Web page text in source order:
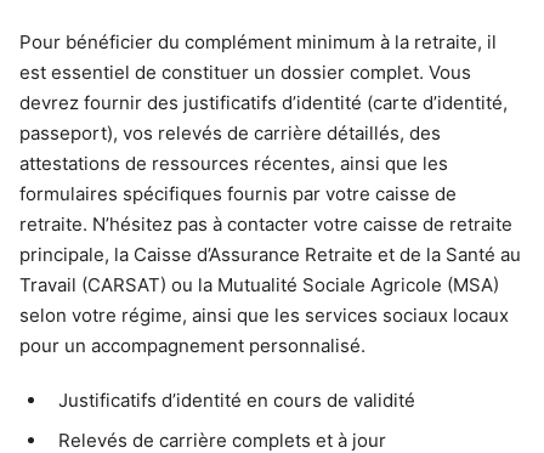
Pour bénéficier du complément minimum à la retraite, il
est essentiel de constituer un dossier complet. Vous
devrez fournir des justificatifs d’identité (carte d’identité,
passeport), vos relevés de carrière détaillés, des
attestations de ressources récentes, ainsi que les
formulaires spécifiques fournis par votre caisse de
retraite. N’hésitez pas à contacter votre caisse de retraite
principale, la Caisse d’Assurance Retraite et de la Santé au
Travail (CARSAT) ou la Mutualité Sociale Agricole (MSA)
selon votre régime, ainsi que les services sociaux locaux
pour un accompagnement personnalisé.
Justificatifs d’identité en cours de validité
Relevés de carrière complets et à jour